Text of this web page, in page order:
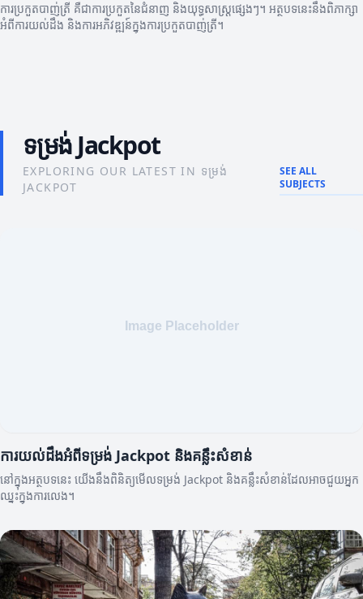
ការប្រកួតបាញ់ត្រី គឺជាការប្រកួតនៃជំនាញ និងយុទ្ធសាស្ត្រផ្សេងៗ។ អត្ថបទនេះនឹងពិភាក្សា
អំពីការយល់ដឹង និងការអភិវឌ្ឍន៍ក្នុងការប្រកួតបាញ់ត្រី។
ទម្រង់ Jackpot
EXPLORING OUR LATEST IN ទម្រង់
JACKPOT
SEE ALL
SUBJECTS
ការយល់ដឹងអំពីទម្រង់ Jackpot និងគន្លឹះសំខាន់
នៅក្នុងអត្ថបទនេះ យើងនឹងពិនិត្យមើលទម្រង់ Jackpot និងគន្លឹះសំខាន់ដែលអាចជួយអ្នក
ឈ្នះក្នុងការលេង។